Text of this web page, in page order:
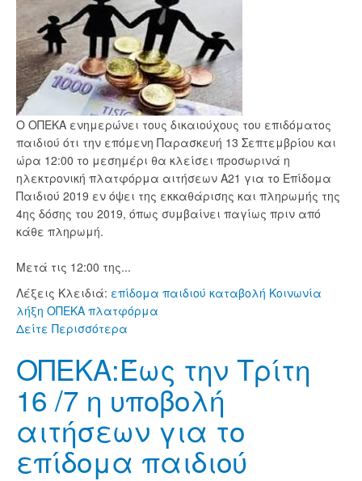
Ο ΟΠΕΚΑ ενημερώνει τους δικαιούχους του επιδόματος
παιδιού ότι την επόμενη Παρασκευή 13 Σεπτεμβρίου και
ώρα 12:00 το μεσημέρι θα κλείσει προσωρινά η
ηλεκτρονική πλατφόρμα αιτήσεων Α21 για το Επίδομα
Παιδιού 2019 εν όψει της εκκαθάρισης και πληρωμής της
4ης δόσης του 2019, όπως συμβαίνει παγίως πριν από
κάθε πληρωμή.
Μετά τις 12:00 της...
Λέξεις Κλειδιά: επίδομα παιδιού καταβολή Κοινωνία
λήξη ΟΠΕΚΑ πλατφόρμα
Δείτε Περισσότερα
ΟΠΕΚΑ:Έως την Τρίτη
16 /7 η υποβολή
αιτήσεων για το
επίδομα παιδιού